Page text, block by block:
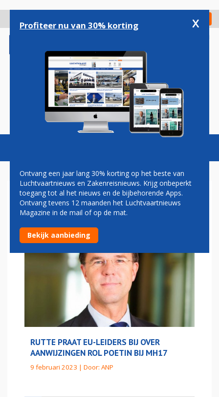
gaan
Check in
Magazine Podcasts Vacatures
MH17
RUTTE PRAAT EU-LEIDERS BIJ OVER
AANWIJZINGEN ROL POETIN BIJ MH17
9 februari 2023 | Door: ANP
Profiteer nu van 30% korting x
Ontvang een jaar lang 30% korting op het beste van
Luchtvaartnieuws en Zakenreisnieuws. Krijg onbeperkt
toegang tot al het nieuws en de bijbehorende Apps.
Ontvang tevens 12 maanden het Luchtvaartnieuws
Magazine in de mail of op de mat.
Bekijk aanbieding